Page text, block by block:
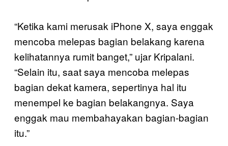
“Ketika kami merusak iPhone X, saya enggak
mencoba melepas bagian belakang karena
kelihatannya rumit banget,” ujar Kripalani.
“Selain itu, saat saya mencoba melepas
bagian dekat kamera, sepertinya hal itu
menempel ke bagian belakangnya. Saya
enggak mau membahayakan bagian-bagian
itu.”